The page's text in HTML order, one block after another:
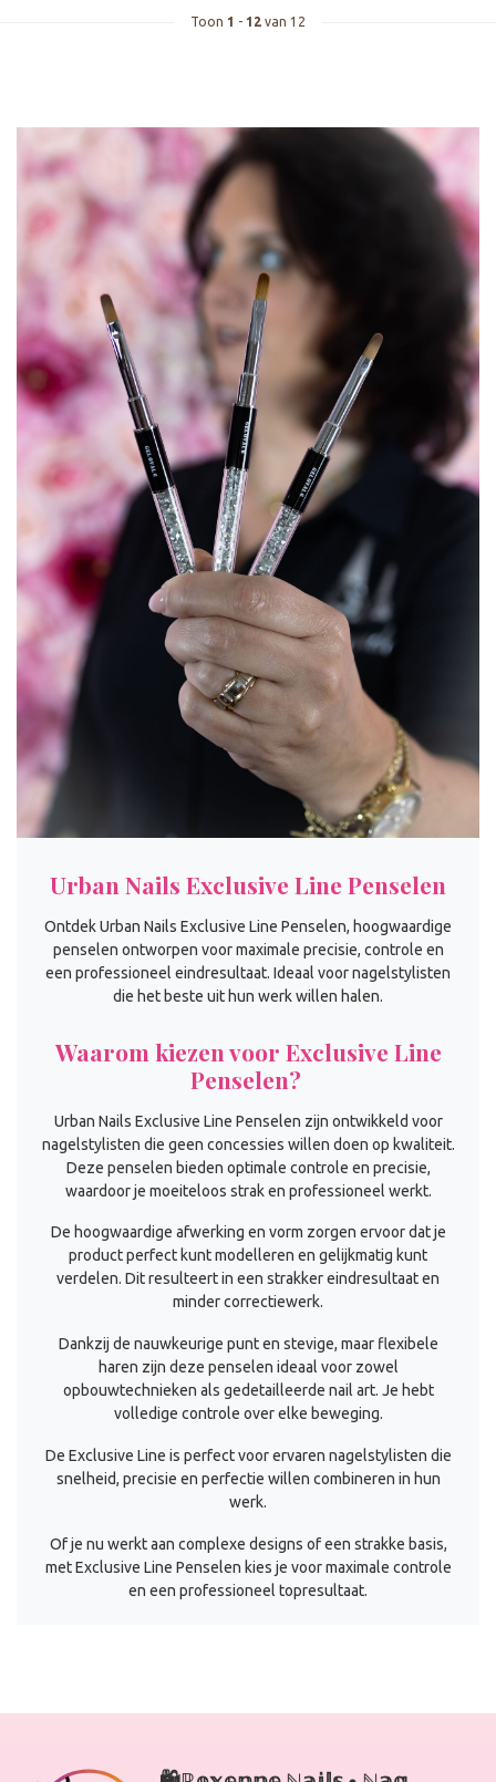
Toon 1 - 12 van 12
Urban Nails Exclusive Line Penselen
Ontdek Urban Nails Exclusive Line Penselen, hoogwaardige
penselen ontworpen voor maximale precisie, controle en
een professioneel eindresultaat. Ideaal voor nagelstylisten
die het beste uit hun werk willen halen.
Waarom kiezen voor Exclusive Line
Penselen?
Urban Nails Exclusive Line Penselen zijn ontwikkeld voor
nagelstylisten die geen concessies willen doen op kwaliteit.
Deze penselen bieden optimale controle en precisie,
waardoor je moeiteloos strak en professioneel werkt.
De hoogwaardige afwerking en vorm zorgen ervoor dat je
product perfect kunt modelleren en gelijkmatig kunt
verdelen. Dit resulteert in een strakker eindresultaat en
minder correctiewerk.
Dankzij de nauwkeurige punt en stevige, maar flexibele
haren zijn deze penselen ideaal voor zowel
opbouwtechnieken als gedetailleerde nail art. Je hebt
volledige controle over elke beweging.
De Exclusive Line is perfect voor ervaren nagelstylisten die
snelheid, precisie en perfectie willen combineren in hun
werk.
Of je nu werkt aan complexe designs of een strakke basis,
met Exclusive Line Penselen kies je voor maximale controle
en een professioneel topresultaat.